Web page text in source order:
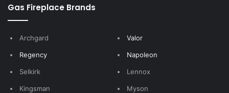
Gas Fireplace Brands
Archgard
Regency
Selkirk
Kingsman
Valor
Napoleon
Lennox
Myson